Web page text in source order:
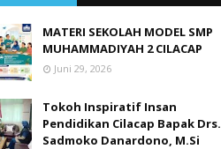
MATERI SEKOLAH MODEL SMP
MUHAMMADIYAH 2 CILACAP
Juni 29, 2026
Tokoh Inspiratif Insan
Pendidikan Cilacap Bapak Drs.
Sadmoko Danardono, M.Si